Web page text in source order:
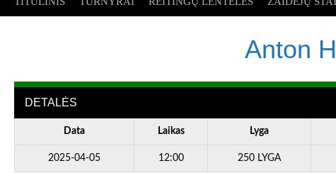
Anton
DETALĖS
Data Laikas Lyga
2025-04-05 12:00 250 LYGA